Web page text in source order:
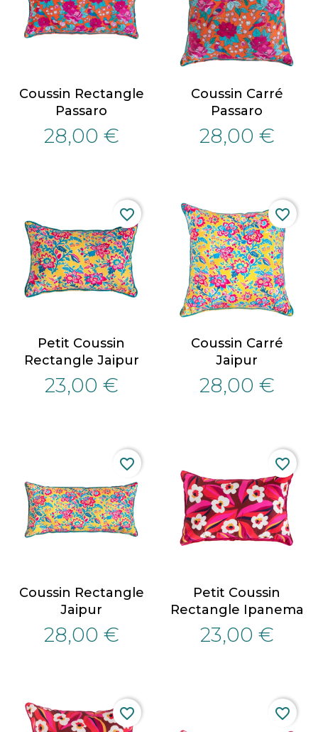
Coussin Rectangle
Passaro
28,00 €
Coussin Carré
Passaro
28,00 €
Petit Coussin
Rectangle Jaipur
23,00 €
favorite_border
Coussin Carré
Jaipur
28,00 €
favorite_border
Coussin Rectangle
Jaipur
28,00 €
favorite_border
Petit Coussin
Rectangle Ipanema
23,00 €
favorite_border
favorite_border favorite_border